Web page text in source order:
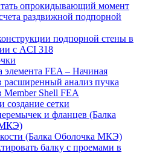
опрокидывающий момент
раздвижной подпорной
подпорной стены в
с ACI 318
элемента FEA – Начиная
расширенный анализ пучка
Member Shell FEA
создание сетки
и фланцев (Балка
МКЭ)
(Балка Оболочка МКЭ)
балку с проемами в